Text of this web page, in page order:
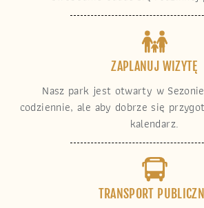
ZAPLANUJ WIZYTĘ
Nasz park jest otwarty w
codziennie, ale aby dobrze się
kalendarz.
TRANSPORT